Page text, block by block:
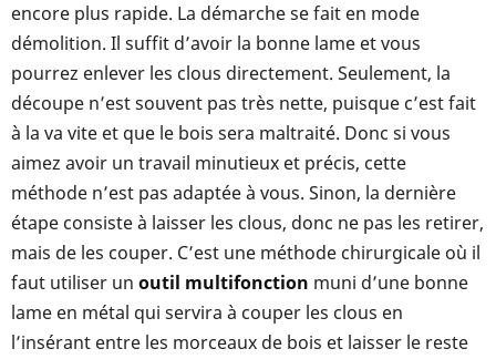
encore plus rapide. La démarche se fait en mode
démolition. Il suffit d’avoir la bonne lame et vous
pourrez enlever les clous directement. Seulement, la
découpe n’est souvent pas très nette, puisque c’est fait
à la va vite et que le bois sera maltraité. Donc si vous
aimez avoir un travail minutieux et précis, cette
méthode n’est pas adaptée à vous. Sinon, la dernière
étape consiste à laisser les clous, donc ne pas les retirer,
mais de les couper. C’est une méthode chirurgicale où il
faut utiliser un outil multifonction muni d’une bonne
lame en métal qui servira à couper les clous en
l’insérant entre les morceaux de bois et laisser le reste